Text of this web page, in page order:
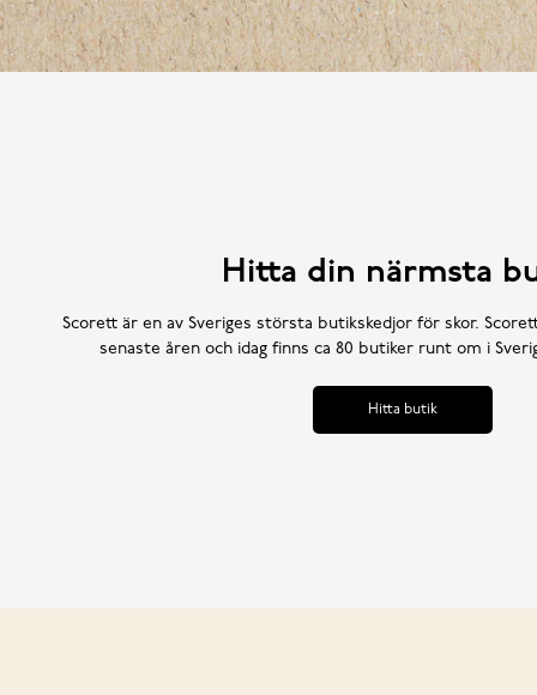
Hitta din närmsta
Scorett är en av Sveriges största butikskedjor för skor.
senaste åren och idag finns ca 80 butiker runt om i
Hitta butik